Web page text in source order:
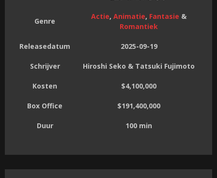
Genre
Actie, Animatie, Fantasie &
Romantiek
Releasedatum 2025-09-19
Schrijver Hiroshi Seko & Tatsuki Fujimoto
Kosten $4,100,000
Box Office $191,400,000
Duur 100 min